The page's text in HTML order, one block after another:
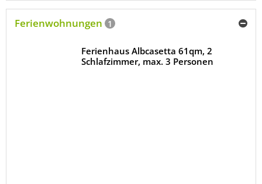
Ferienwohnungen 1
Ferienhaus Albcasetta 61qm, 2
Schlafzimmer, max. 3 Personen